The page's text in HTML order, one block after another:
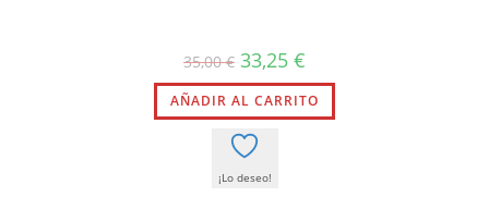
35,00€ 33,25 €
AÑADIR AL CARRITO
¡Lo deseo!